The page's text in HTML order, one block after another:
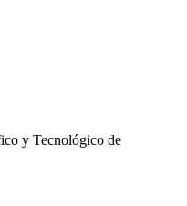
y Tecnológico de